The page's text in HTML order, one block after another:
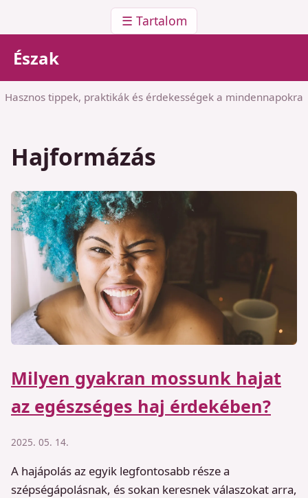
☰ Tartalom
Észak
Hasznos tippek, praktikák és érdekességek a mindennapokra
Hajformázás
Milyen gyakran mossunk hajat
az egészséges haj érdekében?
2025. 05. 14.
A hajápolás az egyik legfontosabb része a
szépségápolásnak, és sokan keresnek válaszokat arra,